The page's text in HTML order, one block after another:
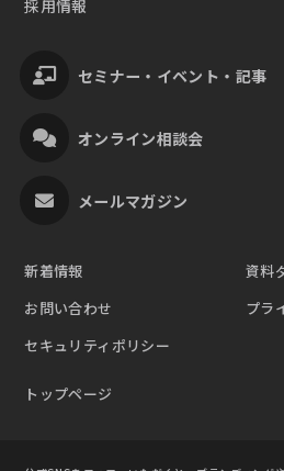
セミナー・イベント・記事
オンライン相談会
メールマガジン
採用情報
新着情報
資料
お問い合わせ
プラ
セキュリティポリシー
トップページ